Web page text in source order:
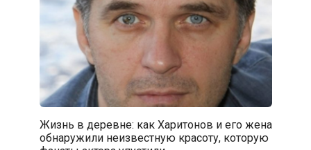
Жизнь в деревне: как Харитонов и его жена
обнаружили неизвестную красоту, которую